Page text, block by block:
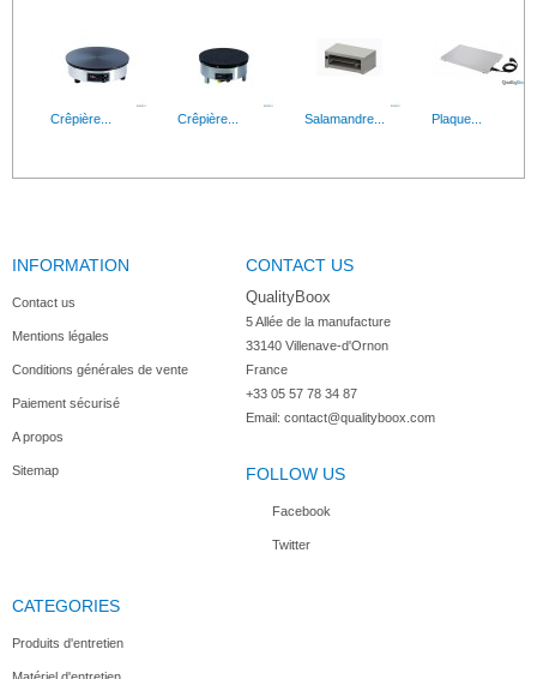
Crêpière... Crêpière... Salamandre... Plaque...
Plaque...
INFORMATION
Contact us
Mentions légales
Conditions générales de vente
Paiement sécurisé
A propos
Sitemap
CONTACT US
QualityBoox
5 Allée de la manufacture
33140 Villenave-d'Ornon
France
+33 05 57 78 34 87
Email: contact@qualityboox.com
FOLLOW US
Facebook
Twitter
CATEGORIES
Produits d'entretien